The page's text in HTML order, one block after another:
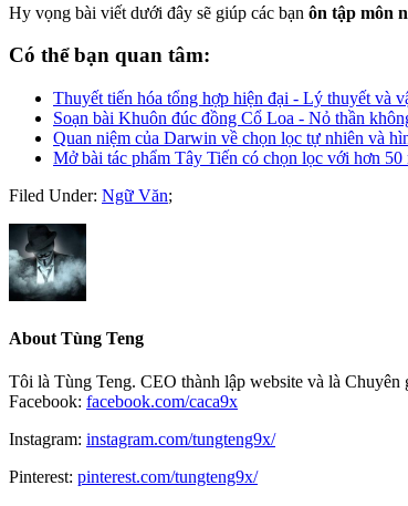
Hy vọng bài viết dưới đây sẽ giúp các bạn ôn tập môn
Có thể bạn quan tâm:
Thuyết tiến hóa tổng hợp hiện đại - Lý thuyết và
Soạn bài Khuôn đúc đồng Cổ Loa - Nỏ thần
Quan niệm của Darwin về chọn lọc tự nhiên và
Mở bài tác phẩm Tây Tiến có chọn lọc với hơn 50
Filed Under: Ngữ Văn;
About Tùng Teng
Tôi là Tùng Teng. CEO thành lập website và là
Facebook: facebook.com/caca9x
Instagram: instagram.com/tungteng9x/
Pinterest: pinterest.com/tungteng9x/